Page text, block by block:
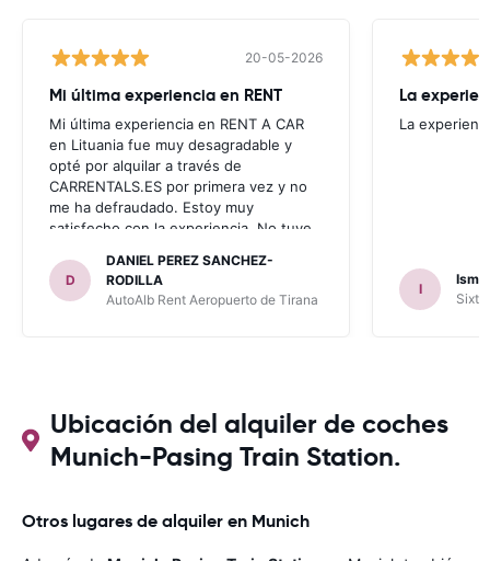
20-05-2026
Mi última experiencia en RENT
Mi última experiencia en RENT A CAR
en Lituania fue muy desagradable y
opté por alquilar a través de
CARRENTALS.ES por primera vez y no
me ha defraudado. Estoy muy
satisfecho con la experiencia. No tuve
invitaron a adquirir un seguro (como
había leído en varios blog). En mis
anteriores viajes nunca había alquilado
para ALBANIA
D
DANIEL PEREZ SANCHEZ-
RODILLA
AutoAlb Rent Aeropuerto de Tirana
La
La
I
Sixt
Ubicación del alquiler de coches
Munich-Pasing Train Station.
Otros lugares de alquiler en Munich